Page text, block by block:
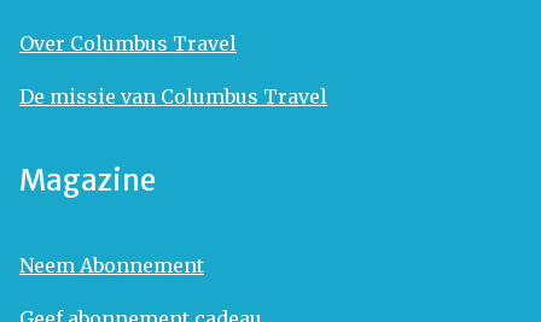
Over Columbus Travel
De missie van Columbus Travel
Magazine
Neem Abonnement